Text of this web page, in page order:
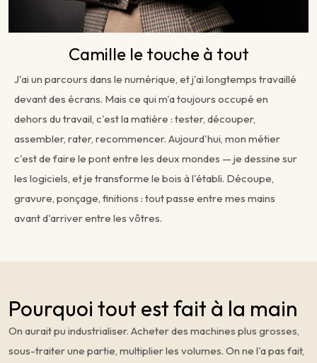
Camille le touche à tout
J'ai un parcours dans le numérique, et j'ai longtemps travaillé
devant des écrans. Mais ce qui m'a toujours occupé en
dehors du travail, c'est la matière : tester, découper,
assembler, rater, recommencer. Aujourd'hui, mon métier
c'est de faire le pont entre les deux mondes — je dessine sur
les logiciels, et je transforme le bois à l'établi. Découpe,
gravure, ponçage, finitions : tout passe entre mes mains
avant d'arriver entre les vôtres.
Pourquoi tout est fait à la main
On aurait pu industrialiser. Acheter des machines plus grosses,
sous-traiter une partie, multiplier les volumes. On ne l'a pas fait,